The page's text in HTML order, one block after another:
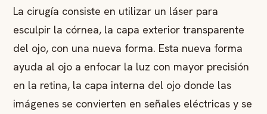
La cirugía consiste en utilizar un láser para
esculpir la córnea, la capa exterior transparente
del ojo, con una nueva forma. Esta nueva forma
ayuda al ojo a enfocar la luz con mayor precisión
en la retina, la capa interna del ojo donde las
imágenes se convierten en señales eléctricas y se